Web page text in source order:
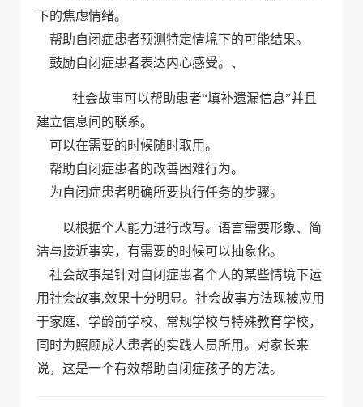
下的焦虑情绪。
帮助自闭症患者预测特定情境下的可能结果。
鼓励自闭症患者表达内心感受。、
社会故事可以帮助患者“填补遗漏信息”并且
建立信息间的联系。
可以在需要的时候随时取用。
帮助自闭症患者的改善困难行为。
为自闭症患者明确所要执行任务的步骤。
以根据个人能力进行改写。语言需要形象、简
洁与接近事实，有需要的时候可以抽象化。
社会故事是针对自闭症患者个人的某些情境下运
用社会故事,效果十分明显。社会故事方法现被应用
于家庭、学龄前学校、常规学校与特殊教育学校，
同时为照顾成人患者的实践人员所用。对家长来
说，这是一个有效帮助自闭症孩子的方法。